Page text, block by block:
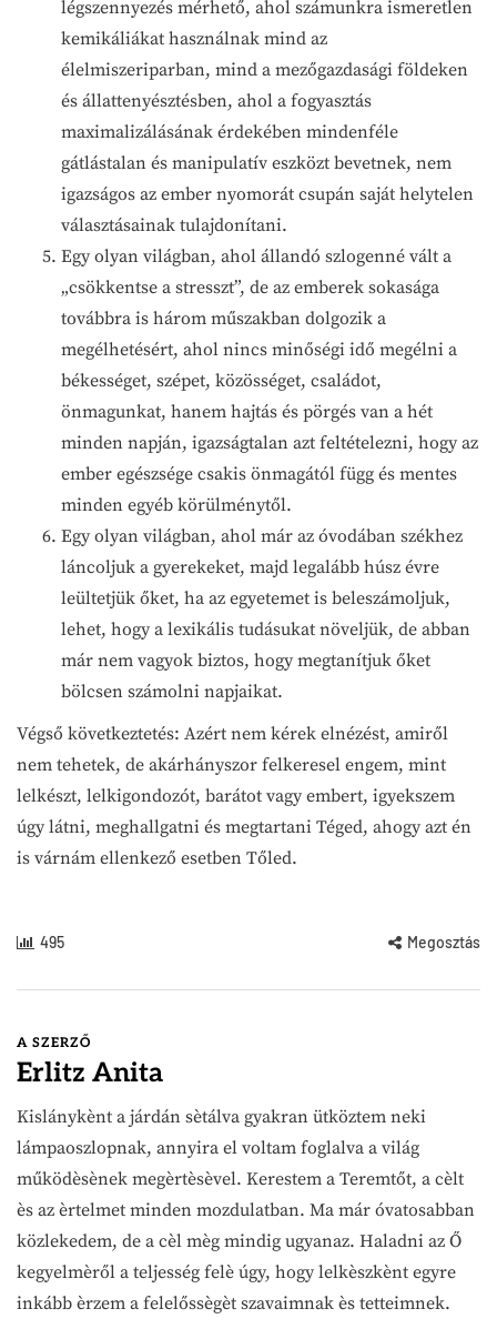
légszennyezés mérhető, ahol számunkra ismeretlen
kemikáliákat használnak mind az
élelmiszeriparban, mind a mezőgazdasági földeken
és állattenyésztésben, ahol a fogyasztás
maximalizálásának érdekében mindenféle
gátlástalan és manipulatív eszközt bevetnek, nem
igazságos az ember nyomorát csupán saját helytelen
választásainak tulajdonítani.
Egy olyan világban, ahol állandó szlogenné vált a
„csökkentse a stresszt”, de az emberek sokasága
továbbra is három műszakban dolgozik a
megélhetésért, ahol nincs minőségi idő megélni a
békességet, szépet, közösséget, családot,
önmagunkat, hanem hajtás és pörgés van a hét
minden napján, igazságtalan azt feltételezni, hogy az
ember egészsége csakis önmagától függ és mentes
minden egyéb körülménytől.
Egy olyan világban, ahol már az óvodában székhez
láncoljuk a gyerekeket, majd legalább húsz évre
leültetjük őket, ha az egyetemet is beleszámoljuk,
lehet, hogy a lexikális tudásukat növeljük, de abban
már nem vagyok biztos, hogy megtanítjuk őket
bölcsen számolni napjaikat.
Végső következtetés: Azért nem kérek elnézést, amiről
nem tehetek, de akárhányszor felkeresel engem, mint
lelkészt, lelkigondozót, barátot vagy embert, igyekszem
úgy látni, meghallgatni és megtartani Téged, ahogy azt én
is várnám ellenkező esetben Tőled.
495 Megosztás
A SZERZŐ
Erlitz Anita
Kislánykènt a járdán sètálva gyakran ütköztem neki
lámpaoszlopnak, annyira el voltam foglalva a világ
működèsènek megèrtèsèvel. Kerestem a Teremtőt, a cèlt
ès az èrtelmet minden mozdulatban. Ma már óvatosabban
közlekedem, de a cèl mèg mindig ugyanaz. Haladni az Ő
kegyelmèről a teljesség felè úgy, hogy lelkèszkènt egyre
inkább èrzem a felelőssègèt szavaimnak ès tetteimnek.